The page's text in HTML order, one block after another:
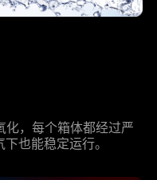
化，每个箱体都经过严
也能稳定运行。